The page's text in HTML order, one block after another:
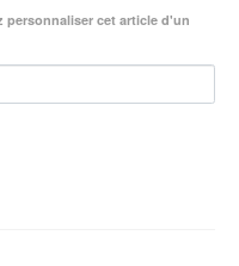
personnaliser cet article d'un